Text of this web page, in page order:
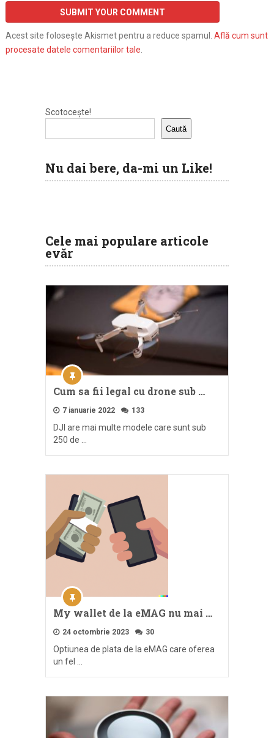
Acest site folosește Akismet pentru a reduce spamul. Află cum sunt
procesate datele comentariilor tale
Scotocește!
Caută
Nu dai bere, da-mi un Like!
Cele mai populare articole
evăr
Cum sa fii legal cu drone sub …
7 ianuarie 2022 133
DJI are mai multe modele care sunt sub
250 de …
My wallet de la eMAG nu mai …
24 octombrie 2023 30
Optiunea de plata de la eMAG care oferea
un fel …